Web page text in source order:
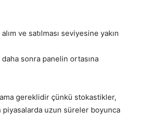
ve satılması seviyesine yakın
sonra panelin ortasına
gereklidir çünkü stokastikler,
uzun süreler boyunca